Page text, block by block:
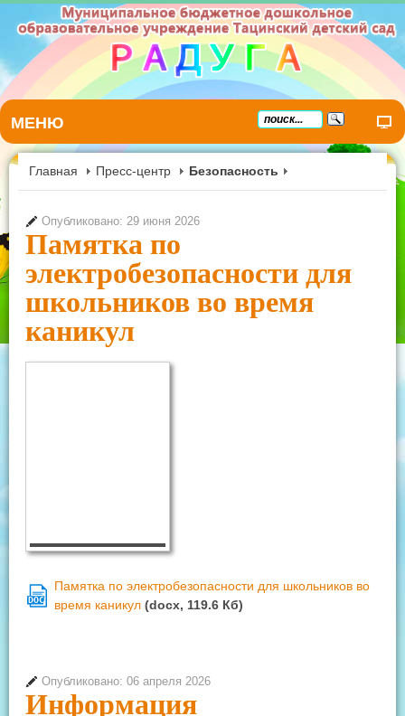
МЕНЮ
Главная Пресс-центр Безопасность
Опубликовано: 29 июня 2026
Памятка по
электробезопасности для
школьников во время
каникул
DOC
Памятка по электробезопасности для школьников во
время каникул (docx, 119.6 Кб)
Опубликовано: 06 апреля 2026
Информация